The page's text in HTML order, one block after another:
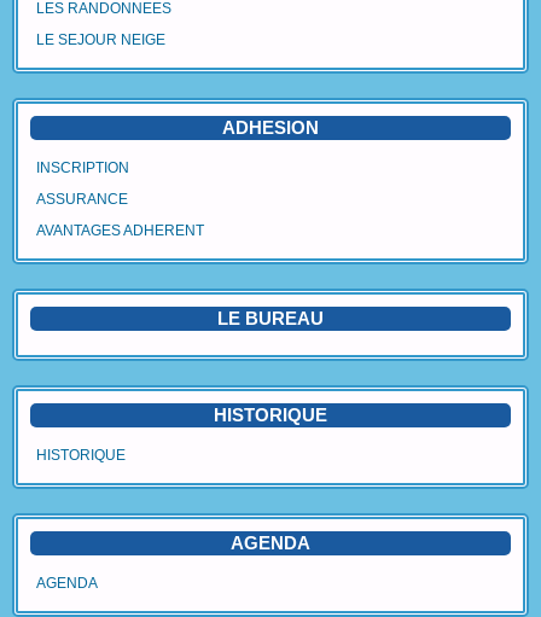
Album
Avantages Adhérent
Contact
Blog
LES RANDONNEES
LE SEJOUR NEIGE
ADHESION
INSCRIPTION
ASSURANCE
AVANTAGES ADHERENT
LE BUREAU
HISTORIQUE
HISTORIQUE
AGENDA
AGENDA